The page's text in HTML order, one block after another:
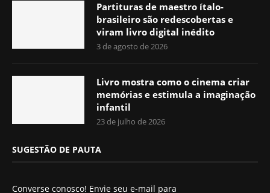
Partituras de maestro ítalo-
brasileiro são redescobertas e
viram livro digital inédito
3 de agosto de 2026
Livro mostra como o cinema criar
memórias e estimula a imaginação
infantil
23 de julho de 2026
SUGESTÃO DE PAUTA
Converse conosco! Envie seu e-mail para